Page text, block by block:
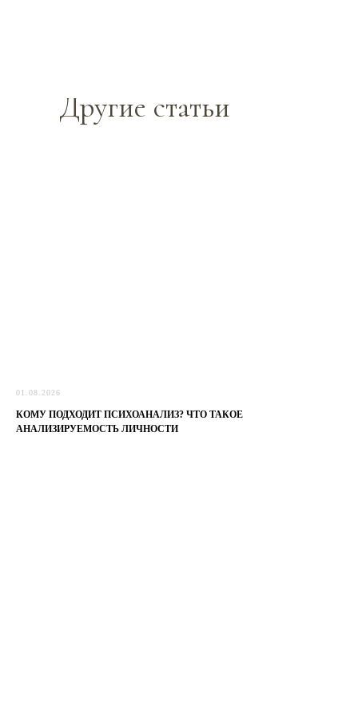
Другие статьи
01.08.2026
КОМУ ПОДХОДИТ ПСИХОАНАЛИЗ? ЧТО ТАКОЕ
АНАЛИЗИРУЕМОСТЬ ЛИЧНОСТИ